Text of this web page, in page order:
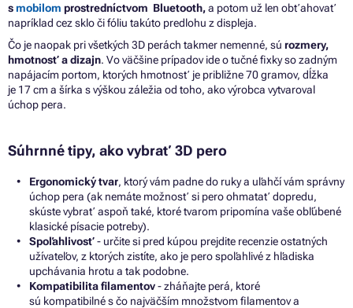
smobilom prostredníctvom Bluetooth,a potom už len obťahovať
napríklad cez sklo či fóliu takúto predlohu z displeja.
Čo je naopak pri všetkých 3D perách takmer nemenné, sú rozmery,
hmotnosť a dizajn. Vo väčšine prípadov ide o tučné fixky so zadným
napájacím portom, ktorých hmotnosť je približne 70 gramov, dĺžka
je 17 cm a šírka s výškou záležia od toho, ako výrobca vytvaroval
úchop pera.
Súhrnné tipy, ako vybrať 3D pero
Ergonomický tvar, ktorý vám padne do rukya uľahčí vám správny
úchop pera (ak nemáte možnosť si pero ohmatať dopredu,
skúste vybrať aspoň také, ktoré tvarom pripomína vaše obľúbené
klasické písacie potreby).
Spoľahlivosť- určitesi pred kúpou prejdite recenzie ostatných
užívateľov, z ktorých zistíte, ako je pero spoľahlivéz hľadiska
upchávania hrotu a tak podobne.
Kompatibilita filamentov- zháňajte perá, ktoré
sú kompatibilnésčo najväčším množstvom filamentova